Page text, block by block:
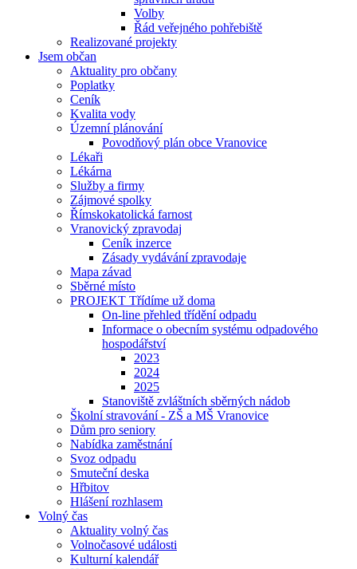
Volby
Řád veřejného pohřebiště
Realizované projekty
Jsem občan
Aktuality pro občany
Poplatky
Ceník
Kvalita vody
Územní plánování
Povodňový plán obce Vranovice
Lékaři
Lékárna
Služby a firmy
Zájmové spolky
Římskokatolická farnost
Vranovický zpravodaj
Ceník inzerce
Zásady vydávání zpravodaje
Mapa závad
Sběrné místo
PROJEKT Třídíme už doma
On-line přehled třídění odpadu
Informace o obecním systému odpadového
hospodářství
2023
2024
2025
Stanoviště zvláštních sběrných nádob
Školní stravování - ZŠ a MŠ Vranovice
Dům pro seniory
Nabídka zaměstnání
Svoz odpadu
Smuteční deska
Hřbitov
Hlášení rozhlasem
Volný čas
Aktuality volný čas
Volnočasové události
Kulturní kalendář